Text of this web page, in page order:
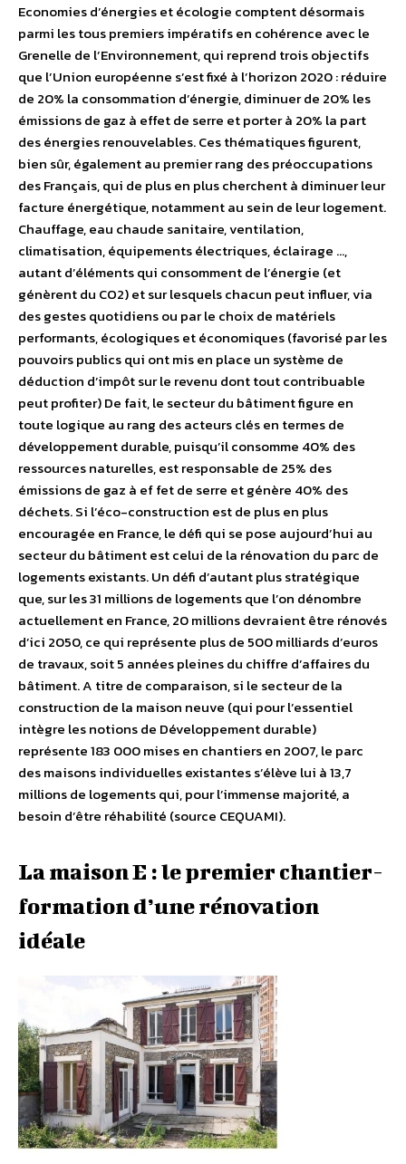
Economies d’énergies et écologie comptent désormais
parmi les tous premiers impératifs en cohérence avec le
Grenelle de l’Environnement, qui reprend trois objectifs
que l’Union européenne s’est fixé à l’horizon 2020 : réduire
de 20% la consommation d’énergie, diminuer de 20% les
émissions de gaz à effet de serre et porter à 20% la part
des énergies renouvelables. Ces thématiques figurent,
bien sûr, également au premier rang des préoccupations
des Français, qui de plus en plus cherchent à diminuer leur
facture énergétique, notamment au sein de leur logement.
Chauffage, eau chaude sanitaire, ventilation,
climatisation, équipements électriques, éclairage …,
autant d’éléments qui consomment de l’énergie (et
génèrent du CO2) et sur lesquels chacun peut influer, via
des gestes quotidiens ou par le choix de matériels
performants, écologiques et économiques (favorisé par les
pouvoirs publics qui ont mis en place un système de
déduction d’impôt sur le revenu dont tout contribuable
peut profiter) De fait, le secteur du bâtiment figure en
toute logique au rang des acteurs clés en termes de
développement durable, puisqu’il consomme 40% des
ressources naturelles, est responsable de 25% des
émissions de gaz à ef fet de serre et génère 40% des
déchets. Si l’éco-construction est de plus en plus
encouragée en France, le défi qui se pose aujourd’hui au
secteur du bâtiment est celui de la rénovation du parc de
logements existants. Un défi d’autant plus stratégique
que, sur les 31 millions de logements que l’on dénombre
actuellement en France, 20 millions devraient être rénovés
d’ici 2050, ce qui représente plus de 500 milliards d’euros
de travaux, soit 5 années pleines du chiffre d’affaires du
bâtiment. A titre de comparaison, si le secteur de la
construction de la maison neuve (qui pour l’essentiel
intègre les notions de Développement durable)
représente 183 000 mises en chantiers en 2007, le parc
des maisons individuelles existantes s’élève lui à 13,7
millions de logements qui, pour l’immense majorité, a
besoin d’être réhabilité (source CEQUAMI).
La maison E : le premier chantier-
formation d’une rénovation
idéale